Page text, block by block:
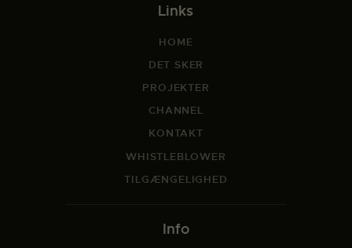
Links
HOME
DET SKER
PROJEKTER
CHANNEL
KONTAKT
WHISTLEBLOWER
TILGÆNGELIGHED
Info